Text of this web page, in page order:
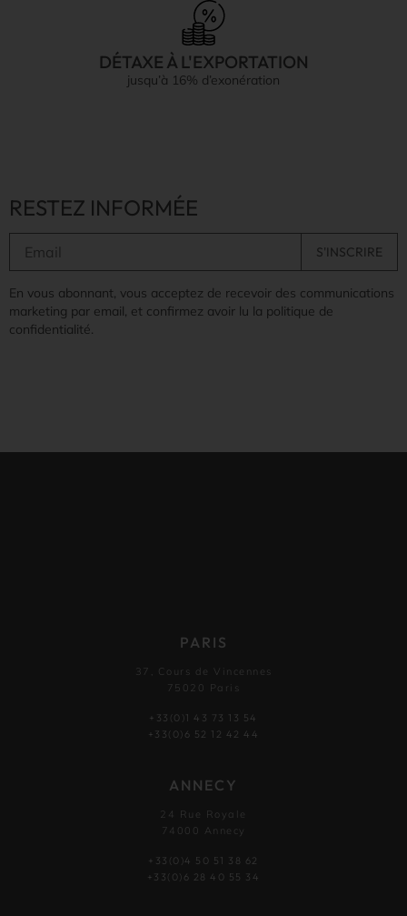
DÉTAXE À L'EXPORTATION
jusqu’à 16% d’exonération
RESTEZ INFORMÉE
En vous abonnant, vous acceptez de recevoir des communications
marketing par email, et confirmez avoir lu la politique de
confidentialité.
PARIS
37, Cours de Vincennes
75020 Paris
+33(0)1 43 73 13 54
+33(0)6 52 12 42 44
ANNECY
24 Rue Royale
74000 Annecy
+33(0)4 50 51 38 62
+33(0)6 28 40 55 34